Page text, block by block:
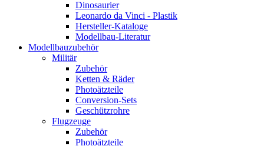
Dinosaurier
Leonardo da Vinci - Plastik
Hersteller-Kataloge
Modellbau-Literatur
Modellbauzubehör
Militär
Zubehör
Ketten & Räder
Photoätzteile
Conversion-Sets
Geschützrohre
Flugzeuge
Zubehör
Photoätzteile